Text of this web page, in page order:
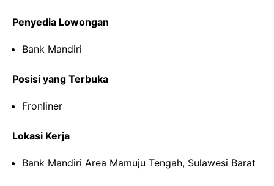
Penyedia Lowongan
Bank Mandiri
Posisi yang Terbuka
Fronliner
Lokasi Kerja
Bank Mandiri Area Mamuju Tengah, Sulawesi Barat